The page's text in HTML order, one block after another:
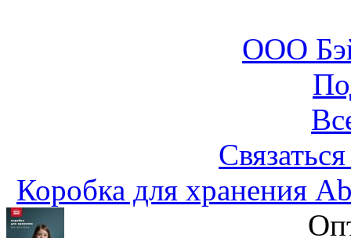
ООО
Коробка для хранения